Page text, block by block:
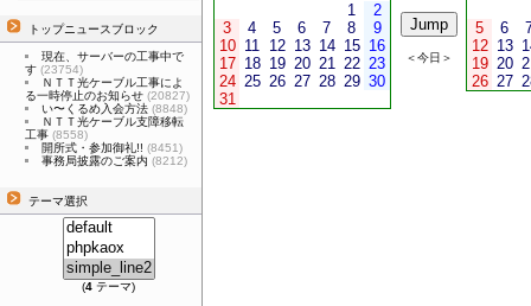
トップニュースブロック
現在、サーバーの工事中で
す (23754)
ＮＴＴ光ケーブル工事によ
る一時停止のお知らせ (20827)
い〜くるめ入会方法 (8848)
ＮＴＴ光ケーブル支障移転
工事 (8558)
開所式・参加御礼!! (8451)
事務局披露のご案内 (8212)
テーマ選択
(4 テーマ)
1
2
3
4 5 6 7 8
9
10 11 12 13 14 15 16
17 18 19 20 21 22 23
24 25 26 27 28 29 30
31
＜今日＞
5 6
12 13
19 20
26 27